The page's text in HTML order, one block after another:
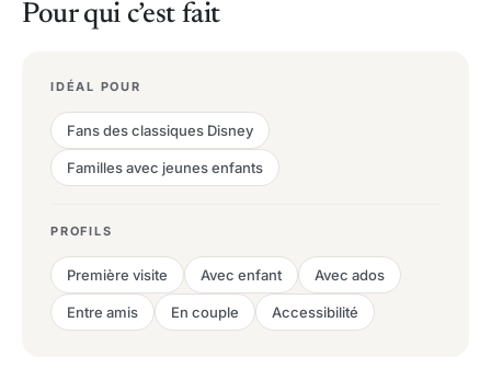
Pour qui c’est fait
IDÉAL POUR
Fans des classiques Disney
Familles avec jeunes enfants
PROFILS
Première visite Avec enfant Avec ados
Entre amis En couple Accessibilité